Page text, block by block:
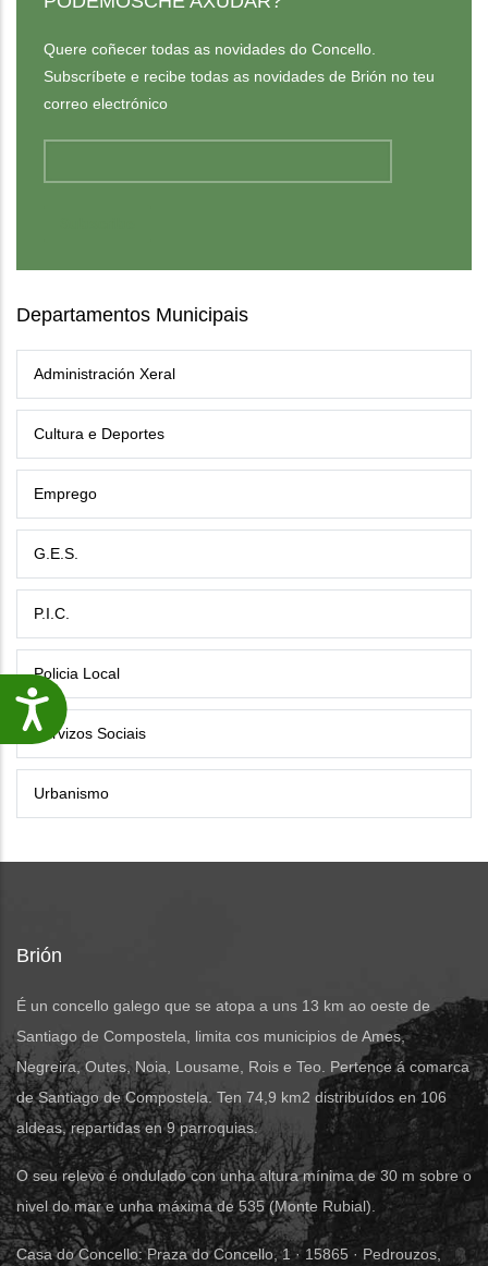
Accesibilidade
Quere coñecer todas as novidades do Concello.
Subscríbete e recibe todas as novidades de Brión no teu
correo electrónico
Departamentos Municipais
Administración Xeral
Cultura e Deportes
Emprego
G.E.S.
P.I.C.
Policia Local
Servizos Sociais
Urbanismo
Brión
É un concello galego que se atopa a uns 13 km ao oeste de
Santiago de Compostela, limita cos municipios de Ames,
Negreira, Outes, Noia, Lousame, Rois e Teo. Pertence á comarca
de Santiago de Compostela. Ten 74,9 km2 distribuídos en 106
aldeas, repartidas en 9 parroquias.
O seu relevo é ondulado con unha altura mínima de 30 m sobre o
nivel do mar e unha máxima de 535 (Monte Rubial).
Casa do Concello: Praza do Concello, 1 · 15865 · Pedrouzos,